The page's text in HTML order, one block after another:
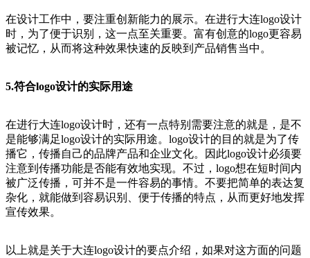
在设计工作中，要注重创新能力的展示。在进行大连logo设计
时，为了便于识别，这一点至关重要。富有创意的logo更容易
被记忆，从而将这种效果快速的反映到产品销售当中。
5.符合logo设计的实际用途
在进行大连logo设计时，还有一点特别需要注意的就是，是不
是能够满足logo设计的实际用途。logo设计的目的就是为了传
播它，传播自己的品牌产品和企业文化。因此logo设计必须要
注意到传播功能是否能有效地实现。不过，logo想在短时间内
被广泛传播，可并不是一件容易的事情。不要把简单的表达复
杂化，就能做到容易识别、便于传播的特点，从而更好地发挥
宣传效果。
以上就是关于大连logo设计的要点介绍，如果对这方面的问题